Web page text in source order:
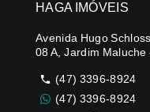
HAGA IMÓVEIS
Avenida Hugo
08 A, Jardim
(47) 3396-8924
(47) 3396-8924